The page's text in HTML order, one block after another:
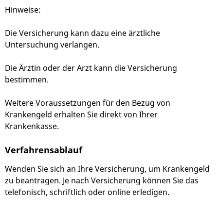
Hinweise:
Die Versicherung kann dazu eine ärztliche
Untersuchung verlangen.
Die Ärztin oder der Arzt kann die Versicherung
bestimmen.
Weitere Voraussetzungen für den Bezug von
Krankengeld erhalten Sie direkt von Ihrer
Krankenkasse.
Verfahrensablauf
Wenden Sie sich an Ihre Versicherung, um Krankengeld
zu beantragen. Je nach Versicherung können Sie das
telefonisch, schriftlich oder online erledigen.